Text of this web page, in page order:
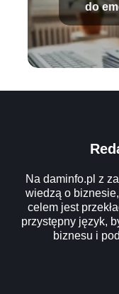
do
Na daminfo.pl z
wiedzą o
celem jest
przystępny język,
biznesu i